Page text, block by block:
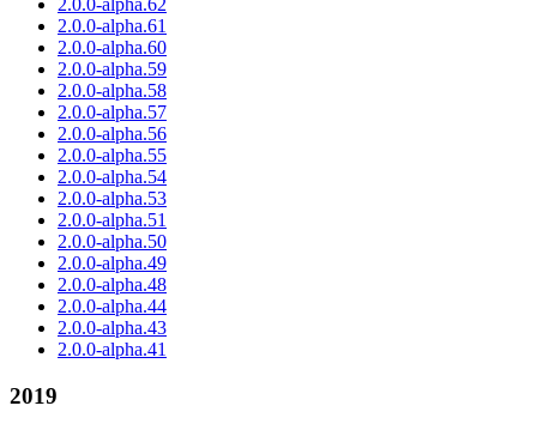
2.0.0-alpha.62
2.0.0-alpha.61
2.0.0-alpha.60
2.0.0-alpha.59
2.0.0-alpha.58
2.0.0-alpha.57
2.0.0-alpha.56
2.0.0-alpha.55
2.0.0-alpha.54
2.0.0-alpha.53
2.0.0-alpha.51
2.0.0-alpha.50
2.0.0-alpha.49
2.0.0-alpha.48
2.0.0-alpha.44
2.0.0-alpha.43
2.0.0-alpha.41
2019